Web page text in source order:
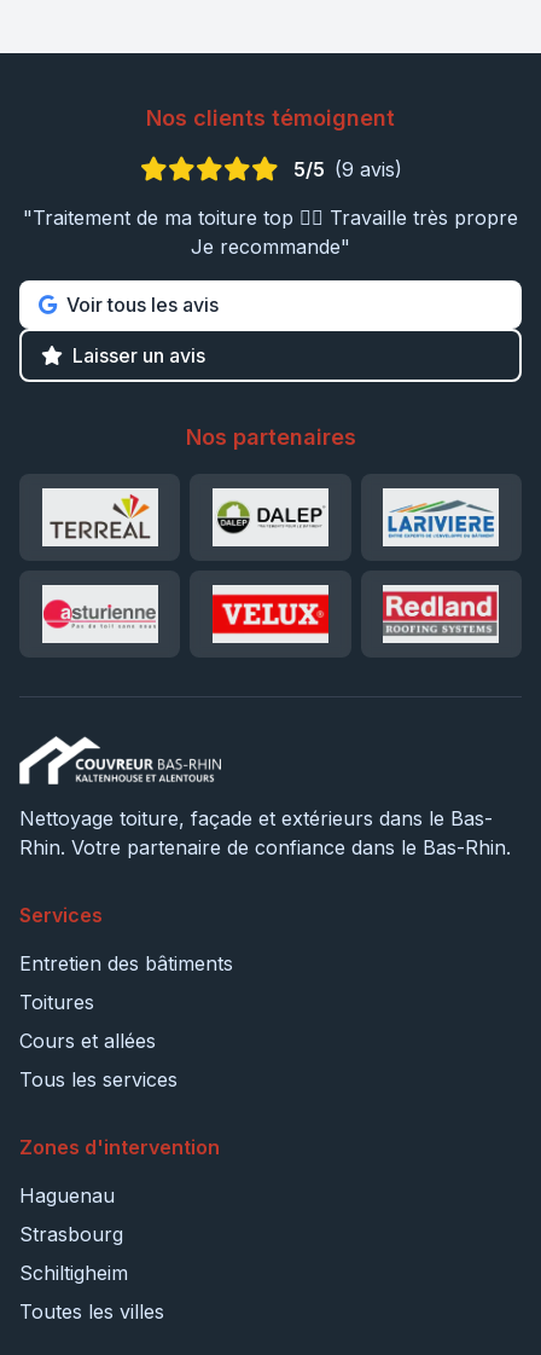
Nos clients témoignent
5/5 (9 avis)
"Traitement de ma toiture top 👍🏼 Travaille très propre
Je recommande"
Voir tous les avis
Laisser un avis
Nos partenaires
Nettoyage toiture, façade et extérieurs dans le Bas-
Rhin. Votre partenaire de confiance dans le Bas-Rhin.
Services
Entretien des bâtiments
Toitures
Cours et allées
Tous les services
Zones d'intervention
Haguenau
Strasbourg
Schiltigheim
Toutes les villes